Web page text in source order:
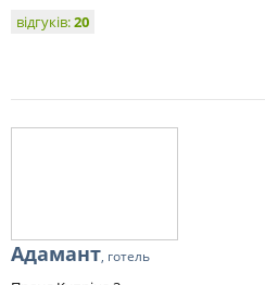
відгуків:20
Адамант, готель